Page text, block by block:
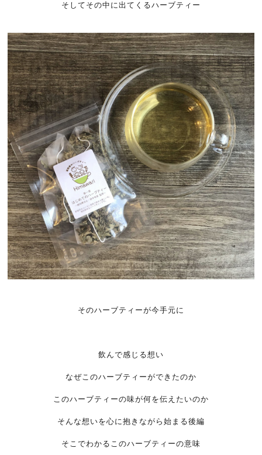
そしてその中に出てくるハーブティー
そのハーブティーが今手元に
飲んで感じる想い
なぜこのハーブティーができたのか
このハーブティーの味が何を伝えたいのか
そんな想いを心に抱きながら始まる後編
そこでわかるこのハーブティーの意味